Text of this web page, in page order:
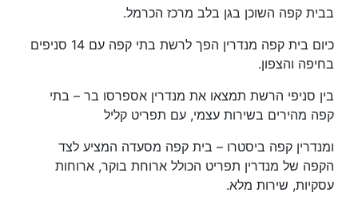
בבית קפה השוכן בגן בלב מרכז הכרמל.
כיום בית קפה מנדרין הפך לרשת בתי קפה עם 14 סניפים
בחיפה והצפון.
בין סניפי הרשת תמצאו את מנדרין אספרסו בר – בתי
קפה מהירים בשירות עצמי, עם תפריט קליל
ומנדרין קפה ביסטרו – בית קפה מסעדה המציע לצד
הקפה של מנדרין תפריט הכולל ארוחת בוקר, ארוחות
עסקיות, שירות מלא.